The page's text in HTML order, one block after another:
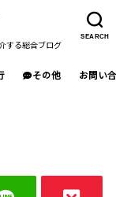
SEARCH
する総合ブログ
その他 お問い